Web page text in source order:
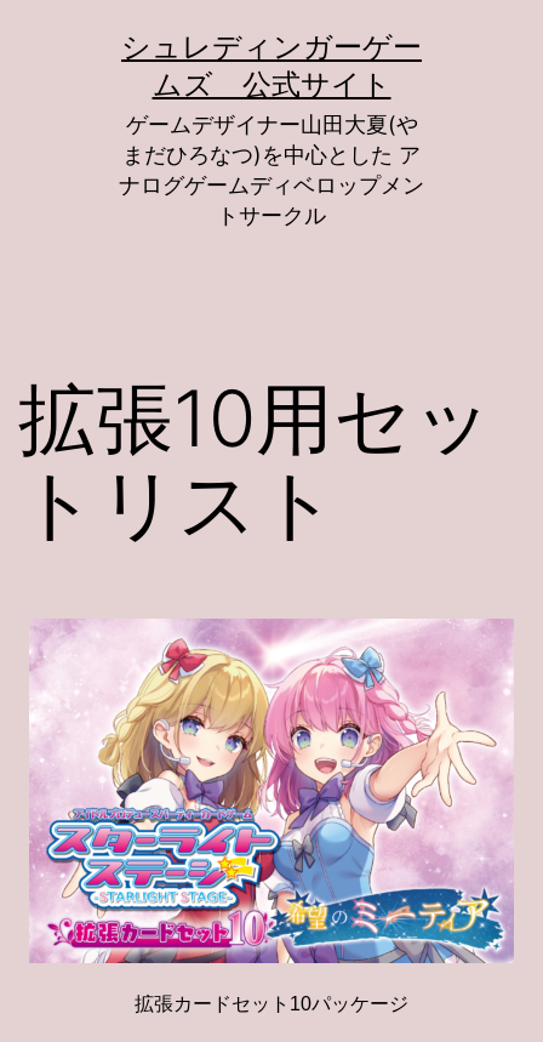
シュレディンガーゲー
ムズ 公式サイト
ゲームデザイナー山田大夏(や
まだひろなつ)を中心とした ア
ナログゲームディベロップメン
トサークル
拡張10用セッ
トリスト
拡張カードセット10パッケージ